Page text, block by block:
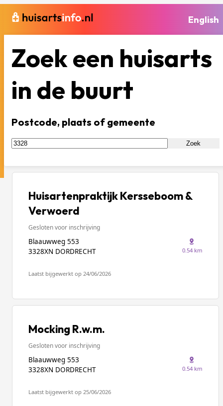
English
Zoek een huisarts
in de buurt
Postcode, plaats of gemeente
Zoek
Huisartenpraktijk Kersseboom &
Verwoerd
Gesloten voor inschrijving
Blaauwweg 553
3328XN DORDRECHT
0.54 km
Laatst bijgewerkt op 24/06/2026
Mocking R.w.m.
Gesloten voor inschrijving
Blaauwweg 553
3328XN DORDRECHT
0.54 km
Laatst bijgewerkt op 25/06/2026